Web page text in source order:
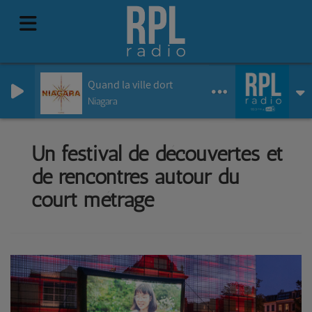
Quand la ville dort
Niagara
Un festival de découvertes et
de rencontres autour du
court métrage